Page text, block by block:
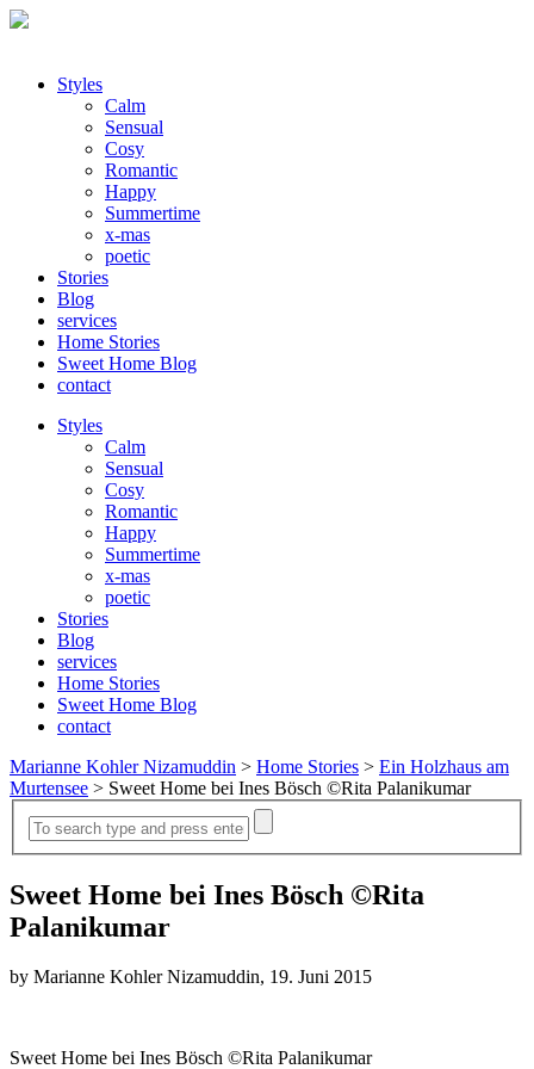
Styles
Calm
Sensual
Cosy
Romantic
Happy
Summertime
x-mas
poetic
Stories
Blog
services
Home Stories
Sweet Home Blog
contact
Styles
Calm
Sensual
Cosy
Romantic
Happy
Summertime
x-mas
poetic
Stories
Blog
services
Home Stories
Sweet Home Blog
contact
Marianne Kohler Nizamuddin > Home Stories > Ein Holzhaus am
Murtensee > Sweet Home bei Ines Bösch ©Rita Palanikumar
Sweet Home bei Ines Bösch ©Rita
Palanikumar
by Marianne Kohler Nizamuddin, 19. Juni 2015
Sweet Home bei Ines Bösch ©Rita Palanikumar